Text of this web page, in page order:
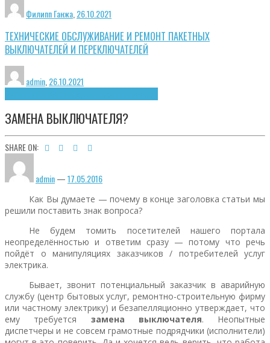
Филипп Ганжа 26.10.2021
ТЕХНИЧЕСКИЕ ОБСЛУЖИВАНИЕ И РЕМОНТ ПАКЕТНЫХ
ВЫКЛЮЧАТЕЛЕЙ И ПЕРЕКЛЮЧАТЕЛЕЙ
admin,26.10.2021
ЗАМЕНА ВЫКЛЮЧАТЕЛЯ?
SHARE ON:
admin—17.05.2016
Как Вы думаете — почему в конце заголовка статьи мы
решили поставить знак вопроса?
Не будем томить посетителей нашего портала
неопределённостью и ответим сразу — потому что речь
пойдёт о манипуляциях заказчиков / потребителей услуг
электрика.
Бывает, звонит потенциальный заказчик в аварийную
службу (центр бытовых услуг, ремонтно-строительную фирму
или частному электрику) и безапелляционно утверждает, что
ему требуется замена выключателя. Неопытные
диспетчеры и не совсем грамотные подрядчики (исполнители)